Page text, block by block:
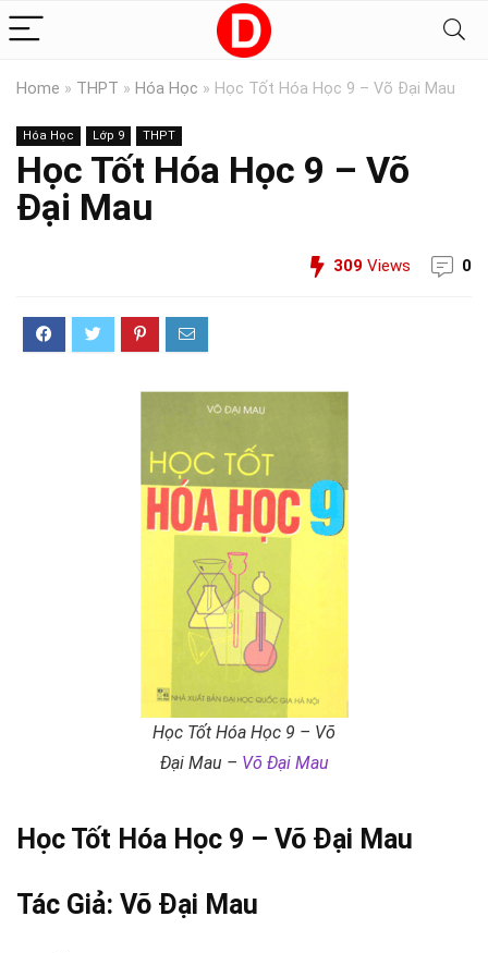
Home » THPT » Hóa Học » Học Tốt Hóa Học 9 – Võ Đại Mau
Hóa Học Lớp 9 THPT
Học Tốt Hóa Học 9 – Võ
Đại Mau
309 Views 0
Học Tốt Hóa Học 9 – Võ
Đại Mau – Võ Đại Mau
Học Tốt Hóa Học 9 – Võ Đại Mau
Tác Giả: Võ Đại Mau